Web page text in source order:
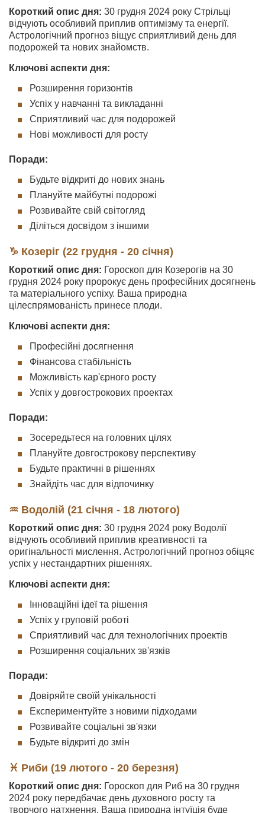
Короткий опис дня: 30 грудня 2024 року Стрільці
відчують особливий приплив оптимізму та енергії.
Астрологічний прогноз віщує сприятливий день для
подорожей та нових знайомств.
Ключові аспекти дня:
Розширення горизонтів
Успіх у навчанні та викладанні
Сприятливий час для подорожей
Нові можливості для росту
Поради:
Будьте відкриті до нових знань
Плануйте майбутні подорожі
Розвивайте свій світогляд
Діліться досвідом з іншими
♑ Козеріг (22 грудня - 20 січня)
Короткий опис дня: Гороскоп для Козерогів на 30
грудня 2024 року пророкує день професійних досягнень
та матеріального успіху. Ваша природна
цілеспрямованість принесе плоди.
Ключові аспекти дня:
Професійні досягнення
Фінансова стабільність
Можливість кар'єрного росту
Успіх у довгострокових проектах
Поради:
Зосередьтеся на головних цілях
Плануйте довгострокову перспективу
Будьте практичні в рішеннях
Знайдіть час для відпочинку
♒ Водолій (21 січня - 18 лютого)
Короткий опис дня: 30 грудня 2024 року Водолії
відчують особливий приплив креативності та
оригінальності мислення. Астрологічний прогноз обіцяє
успіх у нестандартних рішеннях.
Ключові аспекти дня:
Інноваційні ідеї та рішення
Успіх у груповій роботі
Сприятливий час для технологічних проектів
Розширення соціальних зв'язків
Поради:
Довіряйте своїй унікальності
Експериментуйте з новими підходами
Розвивайте соціальні зв'язки
Будьте відкриті до змін
♓ Риби (19 лютого - 20 березня)
Короткий опис дня: Гороскоп для Риб на 30 грудня
2024 року передбачає день духовного росту та
творчого натхнення. Ваша природна інтуїція буде